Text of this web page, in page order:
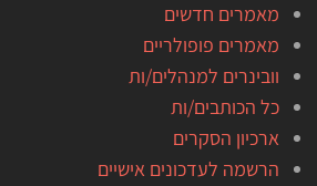
מאמרים חדשים
מאמרים פופולריים
וובינרים למנהלים/ות
כל הכותבים/ות
ארכיון הסקרים
הרשמה לעדכונים אישיים